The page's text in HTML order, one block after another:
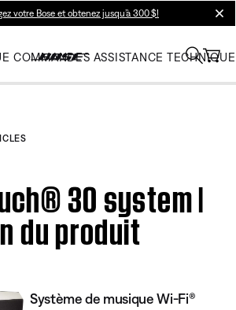
votre Bose et obtenez jusqu’à 300 $!
COMMANDES ASSISTANCE TECHNIQUE
30 system |
du produit
Système de musique Wi-Fi®